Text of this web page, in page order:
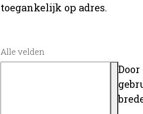
toegankelijk op adres.
Alle velden